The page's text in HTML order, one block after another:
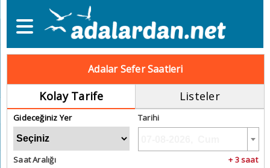
Adalar Sefer Saatleri
Kolay Tarife Listeler
Gideceğiniz Yer Tarihi
Saat Aralığı + 3 saat